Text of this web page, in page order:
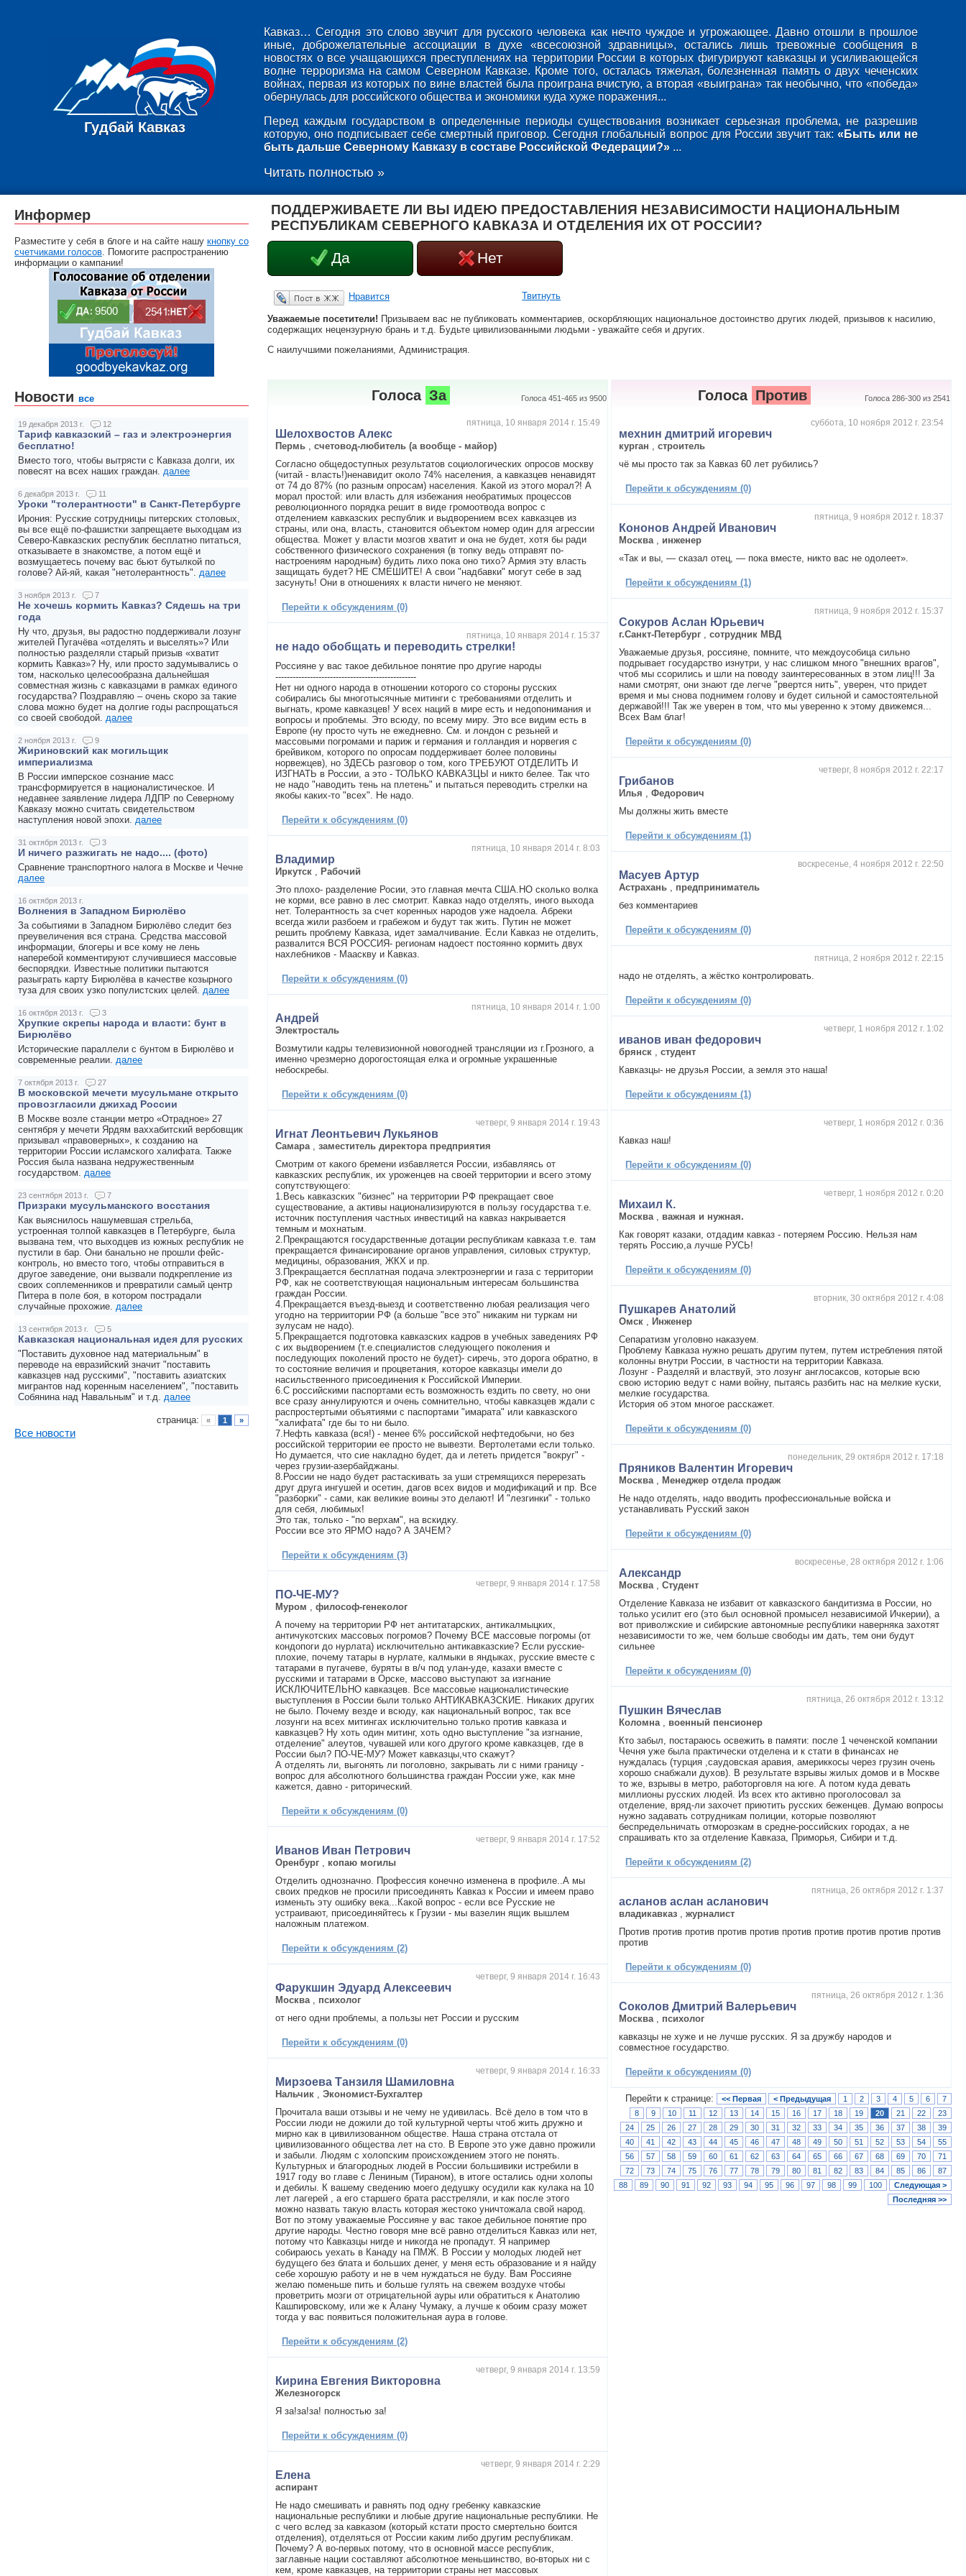
Гудбай Кавказ
Кавказ… Сегодня это слово звучит для русского человека как нечто чуждое и угрожающее. Давно отошли в прошлое
иные, доброжелательные ассоциации в духе «всесоюзной здравницы», остались лишь тревожные сообщения в
новостях о все учащающихся преступлениях на территории России в которых фигурируют кавказцы и усиливающейся
волне терроризма на самом Северном Кавказе. Кроме того, осталась тяжелая, болезненная память о двух чеченских
войнах, первая из которых по вине властей была проиграна вчистую, а вторая «выиграна» так необычно, что «победа»
обернулась для российского общества и экономики куда хуже поражения...
Перед каждым государством в определенные периоды существования возникает серьезная проблема, не разрешив
которую, оно подписывает себе смертный приговор. Сегодня глобальный вопрос для России звучит так: «Быть или не
быть дальше Северному Кавказу в составе Российской Федерации?» ...
Читать полностью »
ПОДДЕРЖИВАЕТЕ ЛИ ВЫ ИДЕЮ ПРЕДОСТАВЛЕНИЯ НЕЗАВИСИМОСТИ НАЦИОНАЛЬНЫМ
РЕСПУБЛИКАМ СЕВЕРНОГО КАВКАЗА И ОТДЕЛЕНИЯ ИХ ОТ РОССИИ?
Да Нет
Опубликовать в ЖЖ Нравится Твитнуть
Уважаемые посетители! Призываем вас не публиковать комментариев, оскорбляющих национальное достоинство других людей, призывов к насилию,
содержащих нецензурную брань и т.д. Будьте цивилизованными людьми - уважайте себя и других.
С наилучшими пожеланиями, Администрация.
Голоса За Голоса 451-465 из 9500
пятница, 10 января 2014 г. 15:49
Шелохвостов Алекс
Пермь ,счетовод-любитель (а вообще - майор)
Согласно общедоступных результатов социологических опросов москву
(читай - власть!)ненавидит около 74% населения, а кавказцев ненавидят
от 74 до 87% (по разным опросам) населения. Какой из этого морал?! А
морал простой: или власть для избежания необратимых процессов
революционного порядка решит в виде громоотвода вопрос с
отделением кавказских республик и выдворением всех кавказцев из
страны, или она, власть, становится объектом номер один для агрессии
общества. Может у власти мозгов хватит и она не будет, хотя бы ради
собственного физического сохранения (в топку ведь отправят по-
настроениям народным) будить лихо пока оно тихо? Армия эту власть
защищать будет? НЕ СМЕШИТЕ! А свои "надбавки" могут себе в зад
засунуть! Они в отношениях к власти ничего не меняют.
Перейти к обсуждениям (0)
пятница, 10 января 2014 г. 15:37
не надо обобщать и переводить стрелки!
Россияне у вас такое дебильное понятие про другие народы
-------------------------------------------------
Нет ни одного народа в отношении которого со стороны русских
собирались бы многотысячные митинги с требованиями отделить и
выгнать, кроме кавказцев! У всех наций в мире есть и недопонимания и
вопросы и проблемы. Это всюду, по всему миру. Это все видим есть в
Европе (ну просто чуть не ежедневно. См. и лондон с резьней и
массовыми погромами и париж и германия и голландия и норвегия с
брейвиком, которого по опросам поддерживает более половины
норвежцев), но ЗДЕСЬ разговор о том, кого ТРЕБУЮТ ОТДЕЛИТЬ И
ИЗГНАТЬ в России, а это - ТОЛЬКО КАВКАЗЦЫ и никто белее. Так что
не надо "наводить тень на плетень" и пытаться переводить стрелки на
якобы каких-то "всех". Не надо.
Перейти к обсуждениям (0)
пятница, 10 января 2014 г. 8:03
Владимир
Иркутск
Рабочий
Это плохо- разделение Росии, это главная мечта США.НО сколько волка
не корми, все равно в лес смотрит. Кавказ надо отделять, иного выхода
нет. Толерантность за счет коренных народов уже надоела. Абреки
всегда жили разбоем и грабежом и будут так жить. Путин не может
решить проблему Кавказа, идет замалчивание. Если Кавказ не отделить,
развалится ВСЯ РОССИЯ- регионам надоест постоянно кормить двух
нахлебников - Мааскву и Кавказ.
Перейти к обсуждениям (0)
пятница, 10 января 2014 г. 1:00
Андрей
Электросталь
Возмутили кадры телевизионной новогодней трансляции из г.Грозного, а
именно чрезмерно дорогостоящая елка и огромные украшенные
небоскребы.
Перейти к обсуждениям (0)
четверг, 9 января 2014 г. 19:43
Игнат Леонтьевич Лукьянов
Самара ,заместитель директора предприятия
Смотрим от какого бремени избавляется России, избавляясь от
кавказских республик, их уроженцев на своей территории и всего этому
сопутствующего:
1.Весь кавказских "бизнес" на территории РФ прекращает свое
существование, а активы национализируются в пользу государства т.е.
источник поступления частных инвестиций на кавказ накрывается
темным и мохнатым.
2.Прекращаются государственные дотации республикам кавказа т.е. там
прекращается финансирование органов управления, силовых структур,
медицины, образования, ЖКХ и пр.
3.Прекращается бесплатная подача электроэнергии и газа с территории
РФ, как не соответствующая национальным интересам большинства
граждан России.
4.Прекращается въезд-выезд и соответственно любая реализация чего
угодно на терриитории РФ (а больше "все это" никаким ни туркам ни
зулусам не надо).
5.Прекращается подготовка кавказских кадров в учебных заведениях РФ
с их выдворением (т.е.специалистов следующего поколения и
последующих поколений просто не будет)- сиречь, это дорога обратно, в
то состояние величия и процветания, которое кавказцы имели до
насильственного присоединения к Российской Империи.
6.С российскими паспортами есть возможность ездить по свету, но они
все сразу аннулируются и очень сомнительно, чтобы кавказцев ждали с
распростертыми объятиями с паспортами "имарата" или кавказского
"халифата" где бы то ни было.
7.Нефть кавказа (вся!) - менее 6% российской нефтедобычи, но без
российской территории ее просто не вывезти. Вертолетами если только.
Но думается, что сие накладно будет, да и лететь придется "вокруг" -
через грузии-азербайджаны.
8.России не надо будет растаскивать за уши стремящихся перерезать
друг друга ингушей и осетин, дагов всех видов и модификаций и пр. Все
"разборки" - сами, как великие воины это делают! И "лезгинки" - только
для себя, любимых!
Это так, только - "по верхам", на вскидку.
России все это ЯРМО надо? А ЗАЧЕМ?
Перейти к обсуждениям (3)
четверг, 9 января 2014 г. 17:58
ПО-ЧЕ-МУ?
Муром ,философ-генеколог
А почему на территории РФ нет антитатарских, антикалмыцких,
античукотских массовых погромов? Почему ВСЕ массовые погромы (от
кондопоги до нурлата) исключительно антикавказские? Если русские-
плохие, почему татары в нурлате, калмыки в яндыках, русские вместе с
татарами в пугачеве, буряты в в/ч под улан-уде, казахи вместе с
русскими и татарами в Орске, массово выступают за изгнание
ИСКЛЮЧИТЕЛЬНО кавказцев. Все массовые националистические
выступления в России были только АНТИКАВКАЗСКИЕ. Никаких других
не было. Почему везде и всюду, как национальный вопрос, так все
лозунги на всех митингах исключительно только против кавказа и
кавказцев? Ну хоть один митинг, хоть одно выступление "за изгнание,
отделение" алеутов, чувашей или кого другого кроме кавказцев, где в
России был? ПО-ЧЕ-МУ? Может кавказцы,что скажут?
А отделять ли, выгонять ли поголовно, закрывать ли с ними границу -
вопрос для абсолютного большинства граждан России уже, как мне
кажется, давно - риторический.
Перейти к обсуждениям (0)
четверг, 9 января 2014 г. 17:52
Иванов Иван Петрович
Оренбург
копаю могилы
Отделить однозначно. Профессия конечно изменена в профиле..А мы
своих предков не просили присоединять Кавказ к России и имеем право
изменьть эту ошибку века...Какой вопрос - если все Русские не
устраивают, присоединяйтесь к Грузии - мы вазелин ящик вышлем
наложным платежом.
Перейти к обсуждениям (2)
четверг, 9 января 2014 г. 16:43
Фарукшин Эдуард Алексеевич
Москва
психолог
от него одни проблемы, а пользы нет России и русским
Перейти к обсуждениям (0)
четверг, 9 января 2014 г. 16:33
Мирзоева Танзиля Шамиловна
Нальчик ,Экономист-Бухгалтер
Прочитала ваши отзывы и не чему не удивилась. Всё дело в том что в
России люди не дожили до той культурной черты чтоб жить дружно и
мирно как в цивилизованном обществе. Наша страна отстала от
цивилизованного общества лет на сто. В Европе это уже давно прожили
и забыли. Людям с холопским происхождением этого не понять.
Культурных и благородных людей в России большивики истребили в
1917 году во главе с Лениным (Тираном), в итоге остались одни холопы
и дебилы. К вашему сведению моего дедушку осудили как кулака на 10
лет лагерей , а его старшего брата расстреляли, и как после этого
можно назвать такую власть которая жестоко уничтожала свой народ.
Вот по этому уважаемые Россияне у вас такое дебильное понятие про
другие народы. Честно говоря мне всё равно отделиться Кавказ или нет,
потому что Кавказцы нигде и никогда не пропадут. Я например
собираюсь уехать в Канаду на ПМЖ. В России у молодых людей нет
будущего без блата и больших денег, у меня есть образование и я найду
себе хорошую работу и не в чем нуждаться не буду. Вам Россияне
желаю поменьше пить и больше гулять на свежем воздухе чтобы
проветрить мозги от отрицательной ауры или обратиться к Анатолию
Кашпировскому, или же к Алану Чумаку, а лучше к обоим сразу может
тогда у вас появиться положительная аура в голове.
Перейти к обсуждениям (2)
четверг, 9 января 2014 г. 13:59
Кирина Евгения Викторовна
Железногорск
Я за!за!за! полностью за!
Перейти к обсуждениям (0)
четверг, 9 января 2014 г. 2:29
Елена
аспирант
Не надо смешивать и равнять под одну гребенку кавказские
национальные республики и любые другие национальные республики. Не
с чего вслед за кавказом (который кстати просто смертельно боится
отделения), отделяться от России каким либо другим республикам.
Почему? А во-первых потому, что в основной массе республик,
заглавные нации составляют абсолютное меньшинство, во-вторых ни с
кем, кроме кавказцев, на терриитории страны нет массовых
Голоса Против Голоса 286-300 из 2541
суббота, 10 ноября 2012 г. 23:54
мехнин дмитрий игоревич
курган ,строитель
чё мы просто так за Кавказ 60 лет рубились?
Перейти к обсуждениям (0)
пятница, 9 ноября 2012 г. 18:37
Кононов Андрей Иванович
Москва
инженер
«Так и вы, — сказал отец, — пока вместе, никто вас не одолеет».
Перейти к обсуждениям (1)
пятница, 9 ноября 2012 г. 15:37
Сокуров Аслан Юрьевич
г.Санкт-Петербург ,сотрудник МВД
Уважаемые друзья, россияне, помните, что междоусобица сильно
подрывает государство изнутри, у нас слишком много "внешних врагов",
чтоб мы ссорились и шли на поводу заинтересованных в этом лиц!!! За
нами смотрят, они знают где легче "рвертся нить", уверен, что придет
время и мы снова поднимем голову и будет сильной и самостоятельной
державой!!! Так же уверен в том, что мы уверенно к этому движемся...
Всех Вам благ!
Перейти к обсуждениям (0)
четверг, 8 ноября 2012 г. 22:17
Грибанов
Илья ,Федорович
Мы должны жить вместе
Перейти к обсуждениям (1)
воскресенье, 4 ноября 2012 г. 22:50
Масуев Артур
Астрахань
предприниматель
без комментариев
Перейти к обсуждениям (0)
пятница, 2 ноября 2012 г. 22:15
надо не отделять, а жёстко контролировать.
Перейти к обсуждениям (0)
четверг, 1 ноября 2012 г. 1:02
иванов иван федорович
брянск ,студент
Кавказцы- не друзья России, а земля это наша!
Перейти к обсуждениям (1)
четверг, 1 ноября 2012 г. 0:36
Кавказ наш!
Перейти к обсуждениям (0)
четверг, 1 ноября 2012 г. 0:20
Михаил К.
Москва
важная и нужная.
Как говорят казаки, отдадим кавказ - потеряем Россию. Нельзя нам
терять Россию,а лучше РУСЬ!
Перейти к обсуждениям (0)
вторник, 30 октября 2012 г. 4:08
Пушкарев Анатолий
Омск ,Инженер
Сепаратизм уголовно наказуем.
Проблему Кавказа нужно решать другим путем, путем истребления пятой
колонны внутри России, в частности на территории Кавказа.
Лозунг - Разделяй и властвуй, это лозунг англосаксов, которые всю
свою историю ведут с нами войну, пытаясь разбить нас на мелкие куски,
мелкие государства.
История об этом многое расскажет.
Перейти к обсуждениям (0)
понедельник, 29 октября 2012 г. 17:18
Пряников Валентин Игоревич
Москва
Менеджер отдела продаж
Не надо отделять, надо вводить профессиональные войска и
устанавливать Русский закон
Перейти к обсуждениям (0)
воскресенье, 28 октября 2012 г. 1:06
Александр
Москва ,Студент
Отделение Кавказа не избавит от кавказского бандитизма в России, но
только усилит его (это был основной промысел независимой Ичкерии), а
вот приволжские и сибирские автономные республики наверняка захотят
независимости то же, чем больше свободы им дать, тем они будут
сильнее
Перейти к обсуждениям (0)
пятница, 26 октября 2012 г. 13:12
Пушкин Вячеслав
Коломна
военный пенсионер
Кто забыл, постараюсь освежить в памяти: после 1 чеченской компании
Чечня уже была практически отделена и к стати в финансах не
нуждалась (турция ,саудовская аравия, америккосы через грузин очень
хорошо снабжали духов). В результате взрывы жилых домов и в Москве
то же, взрывы в метро, работорговля на юге. А потом куда девать
миллионы русских людей. Из всех кто активно проголосовал за
отделение, вряд-ли захочет приютить русских беженцев. Думаю вопросы
нужно задавать сотрудникам полиции, которые позволяют
беспредельничать отморозкам в средне-российских городах, а не
спрашивать кто за отделение Кавказа, Приморья, Сибири и т.д.
Перейти к обсуждениям (2)
пятница, 26 октября 2012 г. 1:37
асланов аслан асланович
владикавказ ,журналист
Против против против против против против против против против против
против
Перейти к обсуждениям (0)
пятница, 26 октября 2012 г. 1:36
Соколов Дмитрий Валерьевич
Москва
психолог
кавказцы не хуже и не лучше русских. Я за дружбу народов и
совместное государство.
Перейти к обсуждениям (0)
Перейти к странице: << Первая < Предыдущая 1 2 3 4 5 6
7
8
9 10 11 12 13 14 15 16 17 18 19 20 21 22
23
24
25 26 27 28 29 30 31 32 33 34 35 36 37 38
39
40
41 42 43 44 45 46 47 48 49 50 51 52 53 54
55
56
57 58 59 60 61 62 63 64 65 66 67 68 69 70
71
72
73 74 75 76 77 78 79 80 81 82 83 84 85 86
87
88
89 90 91 92 93 94 95 96 97 98 99 100
Следующая >
Последняя >>
Информер
Разместите у себя в блоге и на сайте нашу кнопку со
счетчиками голосов. Помогите распространению
информации о кампании!
Новости все
19 декабря 2013 г. 12
Тариф кавказский – газ и электроэнергия
бесплатно!
Вместо того, чтобы вытрясти с Кавказа долги, их
повесят на всех наших граждан. далее
6 декабря 2013 г. 11
Уроки "толерантности" в Санкт-Петербурге
Ирония: Русские сотрудницы питерских столовых,
вы все ещё по-фашистки запрещаете выходцам из
Северо-Кавказских республик бесплатно питаться,
отказываете в знакомстве, а потом ещё и
возмущаетесь почему вас бьют бутылкой по
голове? Ай-яй, какая "нетолерантность". далее
3 ноября 2013 г. 7
Не хочешь кормить Кавказ? Сядешь на три
года
Ну что, друзья, вы радостно поддерживали лозунг
жителей Пугачёва «отделять и выселять»? Или
полностью разделяли старый призыв «хватит
кормить Кавказ»? Ну, или просто задумывались о
том, насколько целесообразна дальнейшая
совместная жизнь с кавказцами в рамках единого
государства? Поздравляю – очень скоро за такие
слова можно будет на долгие годы распрощаться
со своей свободой. далее
2 ноября 2013 г. 9
Жириновский как могильщик
империализма
В России имперское сознание масс
трансформируется в националистическое. И
недавнее заявление лидера ЛДПР по Северному
Кавказу можно считать свидетельством
наступления новой эпохи. далее
31 октября 2013 г. 3
И ничего разжигать не надо.... (фото)
Сравнение транспортного налога в Москве и Чечне
далее
16 октября 2013 г.
Волнения в Западном Бирюлёво
За событиями в Западном Бирюлёво следит без
преувеличения вся страна. Средства массовой
информации, блогеры и все кому не лень
наперебой комментируют случившиеся массовые
беспорядки. Известные политики пытаются
разыграть карту Бирюлёва в качестве козырного
туза для своих узко популистских целей. далее
16 октября 2013 г. 3
Хрупкие скрепы народа и власти: бунт в
Бирюлёво
Исторические параллели с бунтом в Бирюлёво и
современные реалии. далее
7 октября 2013 г. 27
В московской мечети мусульмане открыто
провозгласили джихад России
В Москве возле станции метро «Отрадное» 27
сентября у мечети Ярдям ваххабитский вербовщик
призывал «правоверных», к созданию на
территории России исламского халифата. Также
Россия была названа недружественным
государством. далее
23 сентября 2013 г. 7
Призраки мусульманского восстания
Как выяснилось нашумевшая стрельба,
устроенная толпой кавказцев в Петербурге, была
вызвана тем, что выходцев из южных республик не
пустили в бар. Они банально не прошли фейс-
контроль, но вместо того, чтобы отправиться в
другое заведение, они вызвали подкрепление из
своих соплеменников и превратили самый центр
Питера в поле боя, в котором пострадали
случайные прохожие. далее
13 сентября 2013 г. 5
Кавказская национальная идея для русских
"Поставить духовное над материальным" в
переводе на евразийский значит "поставить
кавказцев над русскими", "поставить азиатских
мигрантов над коренным населением", "поставить
Собянина над Навальным" и т.д. далее
страница: « 1 »
Все новости